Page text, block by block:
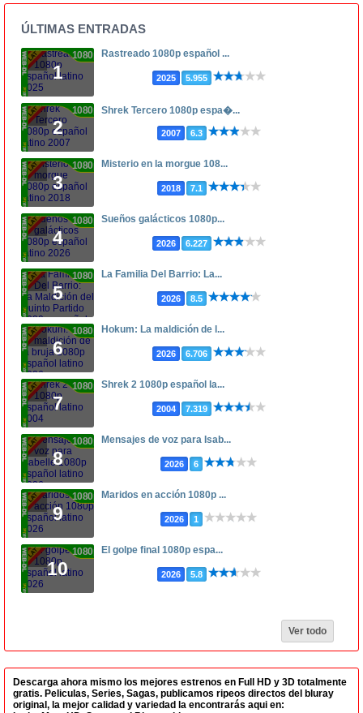
ÚLTIMAS ENTRADAS
1
1080p Rastreado 1080p español ...
2025 5.955
2
1080p Shrek Tercero 1080p espa�...
2007 6.3
3
1080p Misterio en la morgue 108...
2018 7.1
4
1080p Sueños galácticos 1080p...
2026 6.227
5
1080p La Familia Del Barrio: La...
2026 8.5
6
1080p Hokum: La maldición de l...
2026 6.706
7
1080p Shrek 2 1080p español la...
2004 7.319
8
1080p Mensajes de voz para Isab...
2026 6
9
1080p Maridos en acción 1080p ...
2026 1
10
1080p El golpe final 1080p espa...
2026 5.8
Ver todo
Descarga ahora mismo los mejores estrenos en Full HD y 3D totalmente
gratis. Peliculas, Series, Sagas, publicamos ripeos directos del bluray
original, la mejor calidad y variedad la encontrarás aqui en: